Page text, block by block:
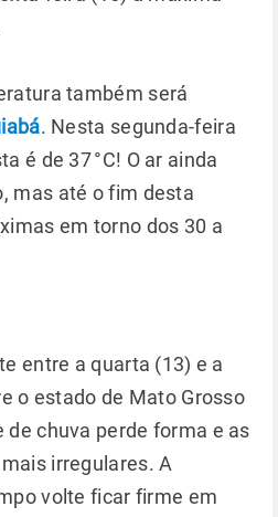
também será
. Nesta segunda-feira
é de 37 °C! O ar ainda
mas até o fim desta
em torno dos 30 a
entre a quarta (13) e a
o estado de Mato Grosso
de chuva perde forma e as
irregulares. A
volte ficar firme em